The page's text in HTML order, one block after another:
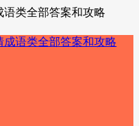
类全部答案和攻略